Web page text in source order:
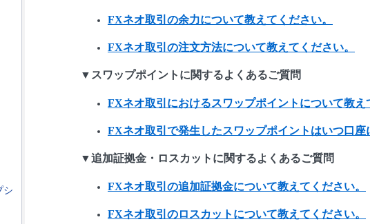
シ
FXネオ取引の余力について教えてください。
FXネオ取引の注文方法について教えてください。
▼スワップポイントに関するよくあるご質問
FXネオ取引におけるスワップポイントについて教え
FXネオ取引で発生したスワップポイントはいつ口座
▼追加証拠金・ロスカットに関するよくあるご質問
FXネオ取引の追加証拠金について教えてください。
FXネオ取引のロスカットについて教えてください。